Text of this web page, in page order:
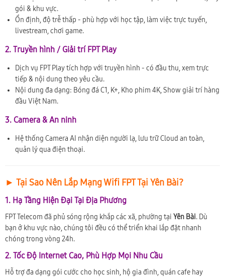
gói & khu vực.
Ổn định, độ trễ thấp - phù hợp với học tập, làm việc trực tuyến,
livestream, chơi game.
2. Truyền hình / Giải trí FPT Play
Dịch vụ FPT Play tích hợp với truyền hình - có đầu thu, xem trực
tiếp & nội dung theo yêu cầu.
Nội dung đa dạng: Bóng đá C1, K+, Kho phim 4K, Show giải trí hàng
đầu Việt Nam.
3. Camera & An ninh
Hệ thống Camera AI nhận diện người lạ, lưu trữ Cloud an toàn,
quản lý qua điện thoại.
► Tại Sao Nên Lắp Mạng Wifi FPT Tại Yên Bài?
1. Hạ Tầng Hiện Đại Tại Địa Phương
FPT Telecom đã phủ sóng rộng khắp các xã, phường tại Yên Bài. Dù
bạn ở khu vực nào, chúng tôi đều có thể triển khai lắp đặt nhanh
chóng trong vòng 24h.
2. Tốc Độ Internet Cao, Phù Hợp Mọi Nhu Cầu
Hỗ trợ đa dạng gói cước cho học sinh, hộ gia đình, quán cafe hay